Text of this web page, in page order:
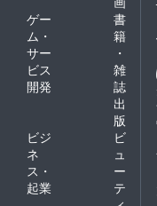
ゲー
ム・
サー
ビス
開発
書
籍
・
雑
誌
出
版
ビジ
ネ
ス・
起業
ビ
ュ
ー
テ